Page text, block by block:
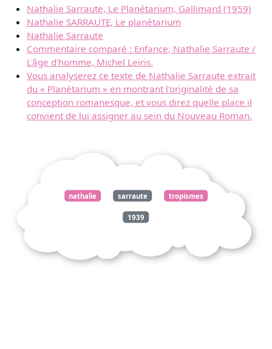
Nathalie Sarraute, Le Planétarium, Gallimard (1959)
Nathalie SARRAUTE, Le planétarium
Nathalie Sarraute
Commentaire comparé : Enfance, Nathalie Sarraute /
L'âge d'homme, Michel Leiris.
Vous analyserez ce texte de Nathalie Sarraute extrait
du « Planétarium » en montrant l'originalité de sa
conception romanesque, et vous direz quelle place il
convient de lui assigner au sein du Nouveau Roman.
nathalie sarraute tropismes
1939